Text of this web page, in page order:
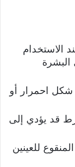
الاستخدام
احمرار أو
قد يؤدي إلى
للعينين